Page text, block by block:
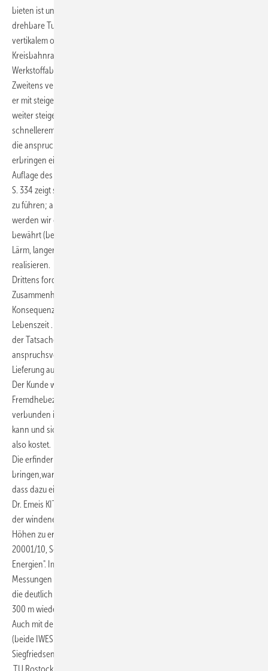
bieten ist ungewöhnlich, wird aber zweimal Nutzen bringen. Der
drehbare Turm mit 3 Säulen, die sich in NH treffen, bietet mit
vertikalem oder horizontalem Spreizwinkel und mit veränderbarem
Kreisbahnradius verschiedene Einflüsse auf optimale
Werkstoffabmessung und -auswahl.
Zweitens verlangt der Antrieb spätestens jetzt die Konsequenz, dass
er mit steigender Mächtigkeit in allen Dimensionen nicht in immer
weiter steigende Höhe sondern auch aus arbeitsschutz- und
schnellerem Zugriff in Richtung Turmfuß gehört.Allein die Kosten für
die anspruchsvollen Elt-leitungen des Antiebes zum Einspeisepunkt
erbringen einen Kostenanteil der Trennung vom Rotor mit sich. Die 6.
Auflage des führenden Fachbuches von Erich Hau "Windkraftanlagen",
S. 334 zeigt sechs mögliche Triebstränge, um den Antrieb nach unten
zu führen; alle nicht in Serie gegangen, stets gut Gründe und nun
werden wir es mit der alten bewährten Riementechnik (millionenfach
bewährt (bevor uns Schuckert den E-motor brachte),mit niedrigem
Lärm, langer Lebensdauer und ordentlicher Schlaufenbildung
realisieren.
Drittens fordert die neue Turmstruktur und der neue Antrieb im
Zusammenhang mit der neuen Nabenhöhe ab und über 200m
Konsequenzen für das Errichten und die Sicherung des Service auf
Lebenszeit . Ein guter Hersteller weiß die Konsequenz zu ziehen aus
der Tatsache , dass nicht in allen Gegenden Voraussetzungen für
anspruchsvolle Hebezeuge vorhanden sind, aber der Kunde mit der
Lieferung auch die Erfüllung dieser Ansprüche stellen kann und wird.
Der Kunde weiß, dass die Beschaffung von geeigneten
Fremdhebezeugen mit großem finanziellem und Zeitaufwand
verbunden ist, dass dies einige Male pro Lebensjahr notwendig sein
kann und sich somit zwischen Aufwand und Nutzen ausgleichen kann,
also kostet.
Die erfinderische und konstruktive Leistung, diese Innovation zu
bringen,war vielseitig und zeitraubend; man muß auch bedenken,
dass dazu eine intensive mehrmalige Zusammenarbeit mit Herrn Prof.
Dr. Emeis KIT/ Meteorologie gehörte, (seine Mahnung an die Adresse
der windenergieerschließenden Forscher, den Wind in größeren
Höhen zu erschließen, stammte schon aus 2001 (Meteorol.Zeitschrift
20001/10, Seiten 141-149) und Heft 11/2013 S.15 "Erneuerbare
Energien". Im Juni 2005 hatte Prof. Dr. Emeis halbstündige SODAR-
Messungen bis über 400m Höhe auf dem Airport Paris durchgeführt,
die deutlich erkennen lassen, dass die Windgeschwindigkeiten über
300 m wieder geringer werden.
Auch mit den führenden Herren, Prof.Dr. Reuter, Prof. Dr. Wenske
(beide IWES Bremen), und mit Herrn Prof. Dr. Schauer TUH, Herrn
Siegfriedsen, u.a.(Nachbergbau, Flensburg...), Herrn Prof. Dr.Wanner